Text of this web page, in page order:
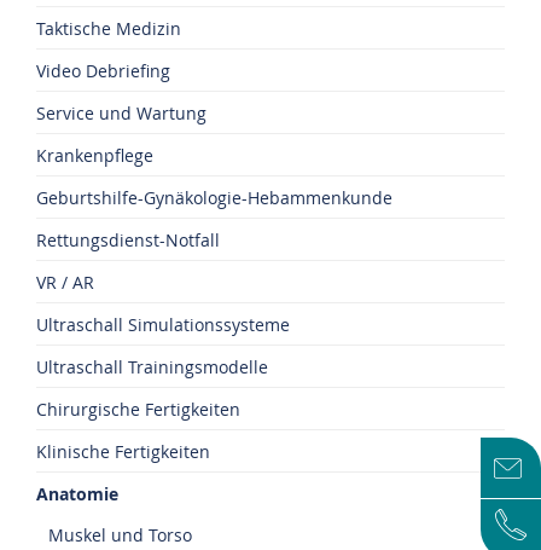
Taktische Medizin
Video Debriefing
Service und Wartung
Krankenpflege
Geburtshilfe-Gynäkologie-Hebammenkunde
Rettungsdienst-Notfall
VR / AR
Ultraschall Simulationssysteme
Ultraschall Trainingsmodelle
Chirurgische Fertigkeiten
Klinische Fertigkeiten
Anatomie
Muskel und Torso